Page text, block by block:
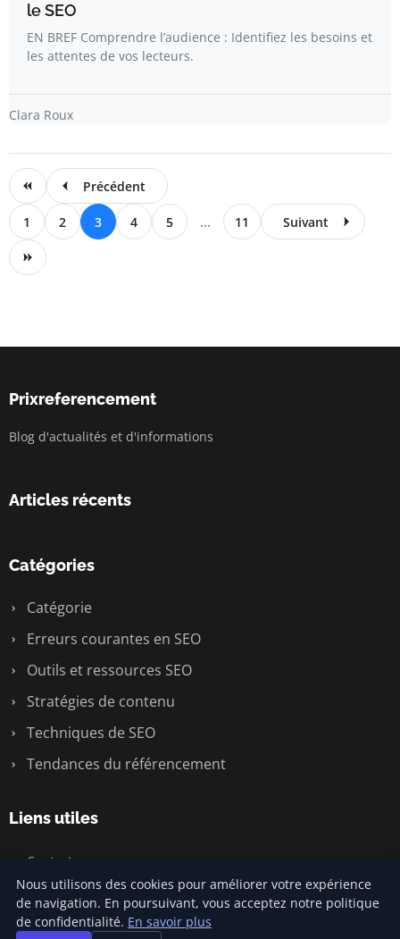
le SEO
EN BREF Comprendre l’audience : Identifiez les besoins et
les attentes de vos lecteurs.
Clara Roux
Précédent
1 2 3 4 5 ... 11 Suivant
Prixreferencement
Blog d'actualités et d'informations
Articles récents
Catégories
Catégorie
Erreurs courantes en SEO
Outils et ressources SEO
Stratégies de contenu
Techniques de SEO
Tendances du référencement
Liens utiles
Contact
© 2026 Prixreferencement. Tous droits réservés.
Nous utilisons des cookies pour améliorer votre expérience
de navigation. En poursuivant, vous acceptez notre politique
de confidentialité. En savoir plus